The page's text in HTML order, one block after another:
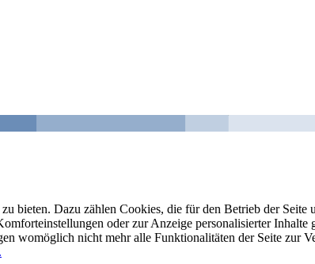
bieten. Dazu zählen Cookies, die für den Betrieb der
oder zur Anzeige personalisierter
womöglich nicht mehr alle Funktionalitäten der Seite zur